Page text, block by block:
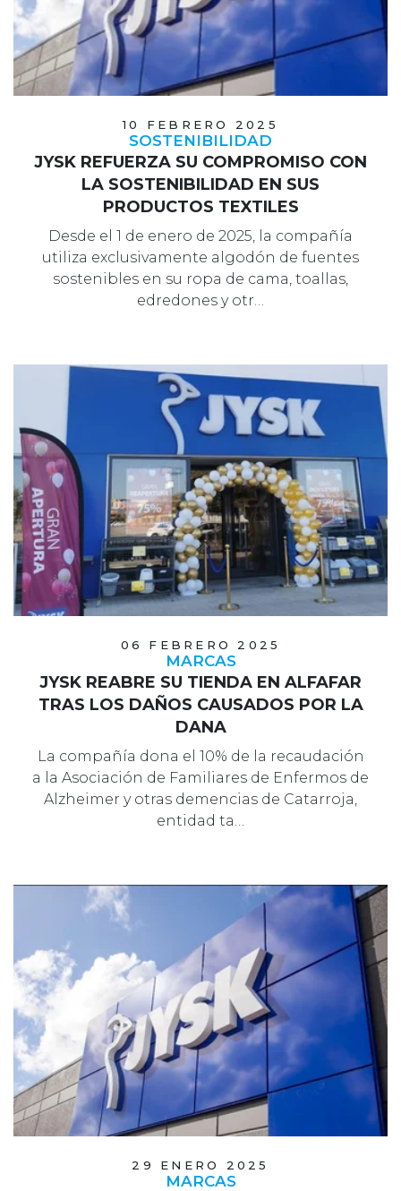
10 FEBRERO 2025
SOSTENIBILIDAD
JYSK REFUERZA SU COMPROMISO CON
LA SOSTENIBILIDAD EN SUS
PRODUCTOS TEXTILES
Desde el 1 de enero de 2025, la compañía
utiliza exclusivamente algodón de fuentes
sostenibles en su ropa de cama, toallas,
edredones y otr…
06 FEBRERO 2025
MARCAS
JYSK REABRE SU TIENDA EN ALFAFAR
TRAS LOS DAÑOS CAUSADOS POR LA
DANA
La compañía dona el 10% de la recaudación
a la Asociación de Familiares de Enfermos de
Alzheimer y otras demencias de Catarroja,
entidad ta…
29 ENERO 2025
MARCAS